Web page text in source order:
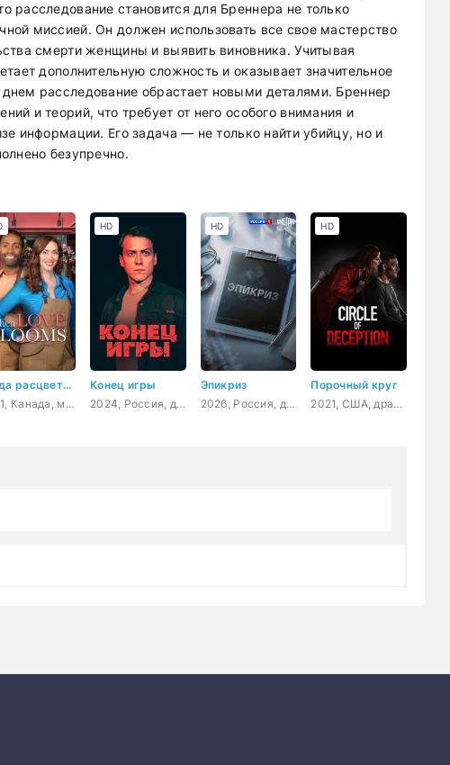
расследование становится для Бреннера не только
миссией. Он должен использовать все свое мастерство
смерти женщины и выявить виновника. Учитывая
дополнительную сложность и оказывает значительное
расследование обрастает новыми деталями. Бреннер
и теорий, что требует от него особого внимания и
информации. Его задача — не только найти убийцу, но и
безупречно.
Когда расцветает любовь
2021, Канада, мелодрама, комедия
Конец игры
2024, Россия, детектив, мелодрама
HD
Эпикриз
2026, Россия, детектив, драма
HD
Порочный круг
2021, США, драма, криминал
HD